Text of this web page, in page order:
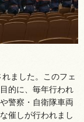
ました。このフェ
的に、毎年行われ
警察・自衛隊車両
催しが行われまし